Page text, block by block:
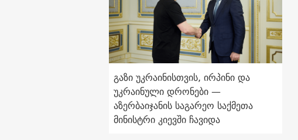
გაზი უკრაინისთვის, ირპინი და
უკრაინული დრონები —
აზერბაიჯანის საგარეო საქმეთა
მინისტრი კიევში ჩავიდა